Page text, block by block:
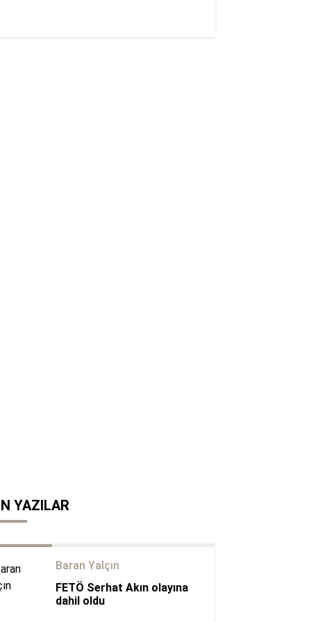
YAZILAR
Baran Yalçın
FETÖ Serhat Akın olayına
dahil oldu